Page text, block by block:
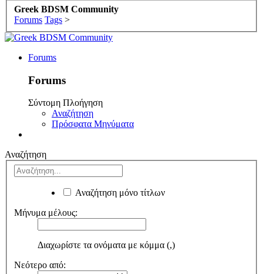
Greek BDSM Community
Forums Tags >
Forums
Forums
Σύντομη Πλοήγηση
Αναζήτηση
Πρόσφατα Μηνύματα
Αναζήτηση
Αναζήτηση μόνο τίτλων
Μήνυμα μέλους:
Διαχωρίστε τα ονόματα με κόμμα (,)
Νεότερο από: